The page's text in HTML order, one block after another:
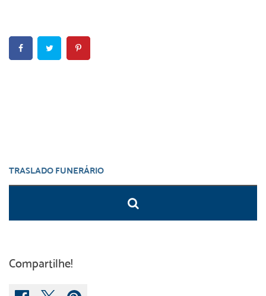
Compartilhe!